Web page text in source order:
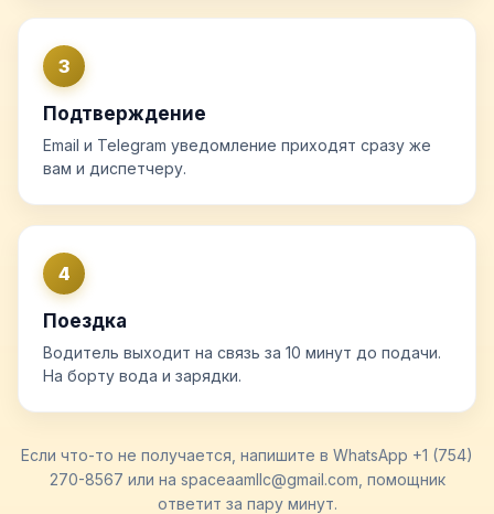
3
Подтверждение
Email и Telegram уведомление приходят сразу же
вам и диспетчеру.
4
Поездка
Водитель выходит на связь за 10 минут до подачи.
На борту вода и зарядки.
Если что-то не получается, напишите в WhatsApp +1 (754)
270-8567 или на spaceaamllc@gmail.com, помощник
ответит за пару минут.